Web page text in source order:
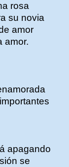
rosa
su novia
amor
amor.
apagando
se